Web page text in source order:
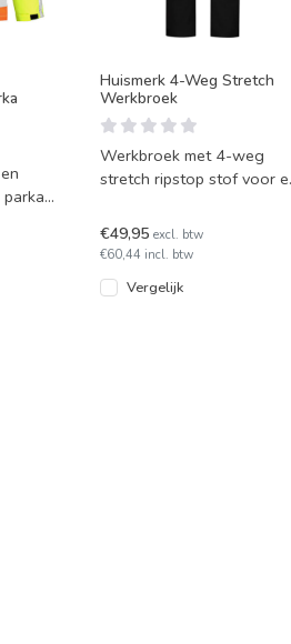
Huismerk 4-Weg Stretch
Werkbroek
Werkbroek met 4-weg
stretch ripstop stof voor
kniezakken en vele h
€49,95 excl. btw
€60,44 incl. btw
Vergelijk